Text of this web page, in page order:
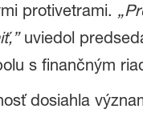
protivetrami.
uviedol
s finančným
dosiahla